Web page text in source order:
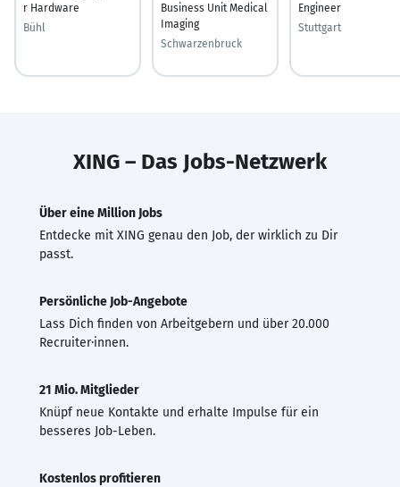
r Hardware
Bühl
Business Unit Medical
Imaging
Schwarzenbruck
Engineer
Stuttgart
XING – Das Jobs-Netzwerk
Über eine Million Jobs
Entdecke mit XING genau den Job, der wirklich zu Dir
passt.
Persönliche Job-Angebote
Lass Dich finden von Arbeitgebern und über 20.000
Recruiter·innen.
21 Mio. Mitglieder
Knüpf neue Kontakte und erhalte Impulse für ein
besseres Job-Leben.
Kostenlos profitieren